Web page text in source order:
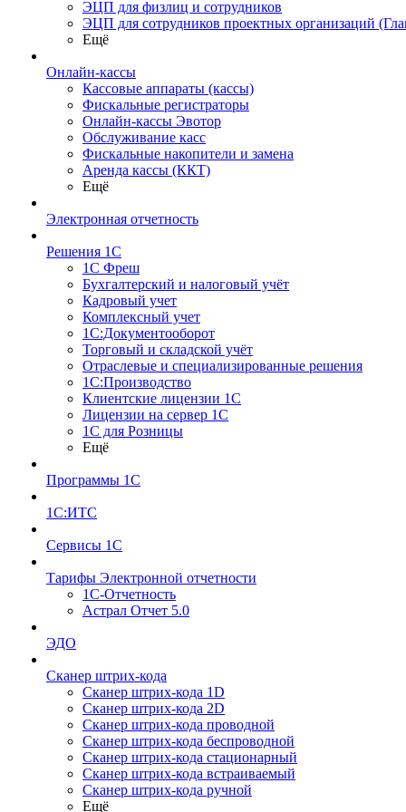
ЭЦП для физлиц и сотрудников
ЭЦП для сотрудников проектных организаций
Ещё
Онлайн-кассы
Кассовые аппараты (кассы)
Фискальные регистраторы
Онлайн-кассы Эвотор
Обслуживание касс
Фискальные накопители и замена
Аренда кассы (ККТ)
Ещё
Электронная отчетность
Решения 1С
1С Фреш
Бухгалтерский и налоговый учёт
Кадровый учет
Комплексный учет
1С:Документооборот
Торговый и складской учёт
Отраслевые и специализированные решения
1С:Производство
Клиентские лицензии 1С
Лицензии на сервер 1С
1С для Розницы
Ещё
Программы 1С
1С:ИТС
Сервисы 1С
Тарифы Электронной отчетности
1С-Отчетность
Астрал Отчет 5.0
ЭДО
Сканер штрих-кода
Сканер штрих-кода 1D
Сканер штрих-кода 2D
Сканер штрих-кода проводной
Сканер штрих-кода беспроводной
Сканер штрих-кода стационарный
Сканер штрих-кода встраиваемый
Сканер штрих-кода ручной
Ещё